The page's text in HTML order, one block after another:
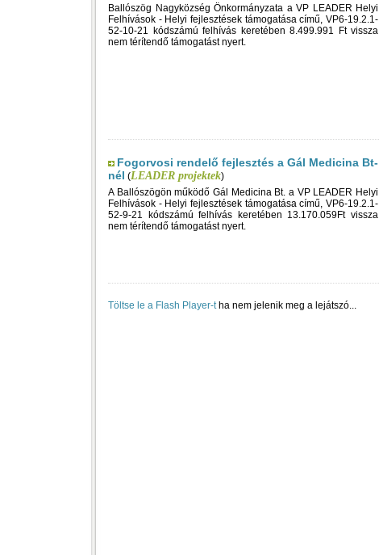
Ballószög Nagyközség Önkormányzata a VP LEADER Helyi
Felhívások - Helyi fejlesztések támogatása című, VP6-19.2.1-
52-10-21 kódszámú felhívás keretében 8.499.991 Ft vissza
nem térítendő támogatást nyert.
Fogorvosi rendelő fejlesztés a Gál Medicina Bt-
nél (LEADER projektek)
A Ballószögön működő Gál Medicina Bt. a VP LEADER Helyi
Felhívások - Helyi fejlesztések támogatása című, VP6-19.2.1-
52-9-21 kódszámú felhívás keretében 13.170.059Ft vissza
nem térítendő támogatást nyert.
Töltse le a Flash Player-t ha nem jelenik meg a lejátszó...